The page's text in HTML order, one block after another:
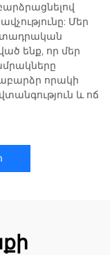
Մեր
ենք, որ մեր
որակի
և ոճ